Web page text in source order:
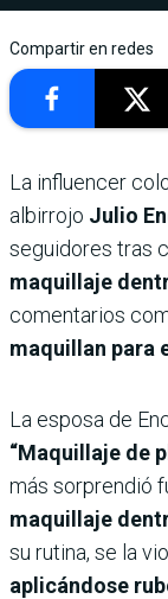
Compartir en redes
La influencer
albirrojo Julio
seguidores tras
maquillaje
comentarios
maquillan para
La esposa de
“Maquillaje de
más sorprendió
maquillaje
su rutina, se la
aplicándose